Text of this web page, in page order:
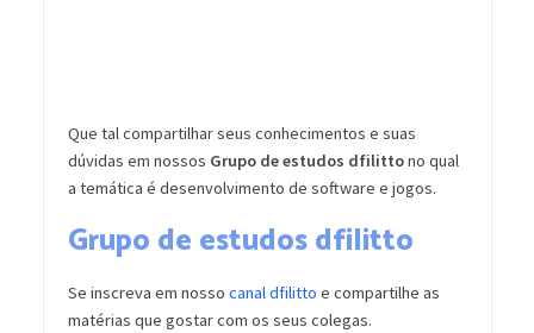
Que tal compartilhar seus conhecimentos e suas
dúvidas em nossos Grupo de estudos dfilittono qual
a temática é desenvolvimento de software e jogos.
Grupo de estudos dfilitto
Se inscreva em nosso canal dfilitto e compartilhe as
matérias que gostar com os seus colegas.